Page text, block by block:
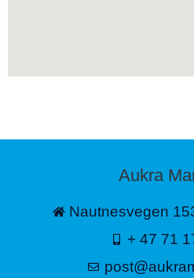
Aukra
Nautnesvegen
+ 47 71